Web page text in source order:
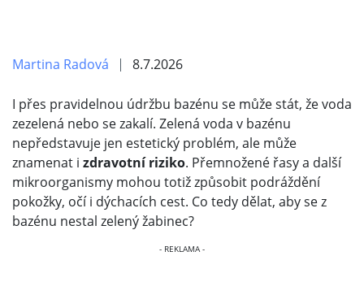
Martina Radová 8.7.2026
I přes pravidelnou údržbu bazénu se může stát, že voda
zezelená nebo se zakalí. Zelená voda v bazénu
nepředstavuje jen estetický problém, ale může
znamenat i zdravotní riziko. Přemnožené řasy a další
mikroorganismy mohou totiž způsobit podráždění
pokožky, očí i dýchacích cest. Co tedy dělat, aby se z
bazénu nestal zelený žabinec?